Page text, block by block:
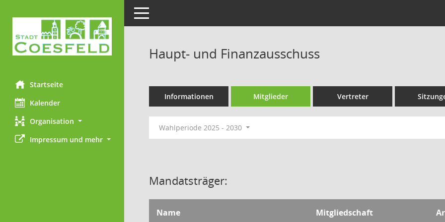
Startseite
Kalender
Organisation
Impressum und mehr
Toggle navigation
Haupt- und Finanzausschuss
Informationen Mitglieder Vertreter
Wahlperiode 2025 - 2030
Mandatsträger:
Name Mitgliedschaft